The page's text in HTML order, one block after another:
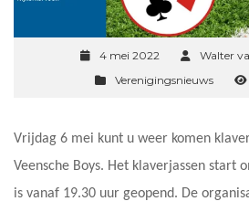
4 mei 2022
Walter
Verenigingsnieuws
Vrijdag 6 mei kunt u weer komen
Veensche Boys. Het klaverjassen start
is vanaf 19.30 uur geopend. De